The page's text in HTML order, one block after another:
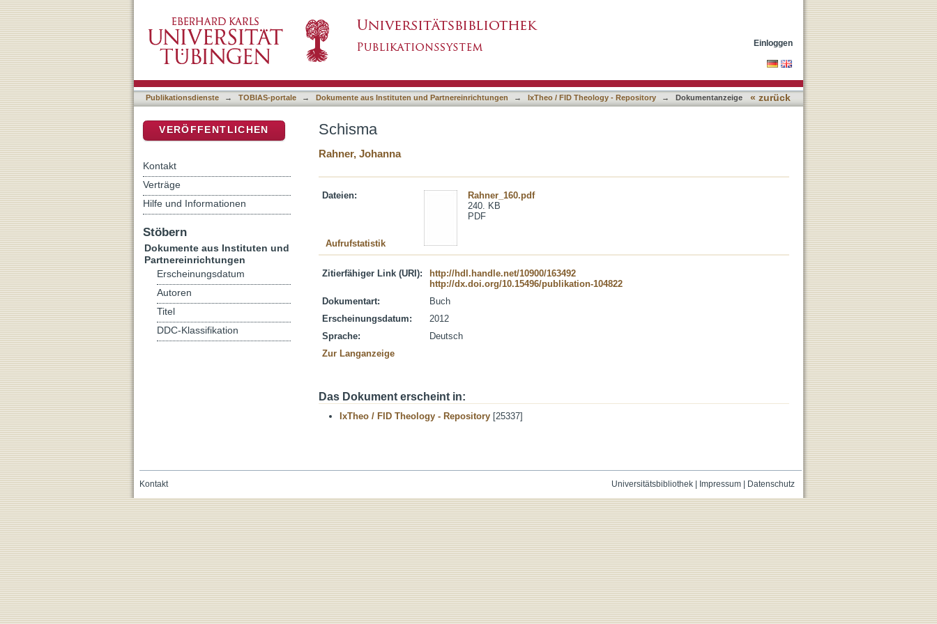
Einloggen
Publikationsdienste → TOBIAS-portale → Dokumente aus Instituten und Partnereinrichtungen → IxTheo / FID Theology - Repository → Dokumentanzeige « zurück
Schisma
Rahner, Johanna
Dateien:
Rahner_160.pdf
240. KB
PDF
Aufrufstatistik
Zitierfähiger Link (URI):
http://hdl.handle.net/10900/163492
http://dx.doi.org/10.15496/publikation-104822
Dokumentart:
Buch
Erscheinungsdatum:
2012
Sprache:
Deutsch
Zur Langanzeige
Das Dokument erscheint in:
IxTheo / FID Theology - Repository [25337]
VERÖFFENTLICHEN
Kontakt
Verträge
Hilfe und Informationen
Stöbern
Dokumente aus Instituten und
Partnereinrichtungen
Erscheinungsdatum
Autoren
Titel
DDC-Klassifikation
Universitätsbibliothek| Impressum| Datenschutz
Kontakt